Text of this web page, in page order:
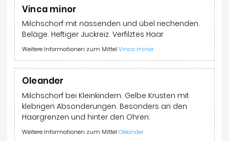
Vinca minor
Milchschorf mit nässenden und übel riechenden.
Beläge. Heftiger Juckreiz. Verfilztes Haar
Weitere Informationen zum Mittel Vinca minor
Oleander
Milchschorf bei Kleinkindern. Gelbe Krusten mit
klebrigen Absonderungen. Besonders an den
Haargrenzen und hinter den Ohren.
Weitere Informationen zum Mittel Oleander